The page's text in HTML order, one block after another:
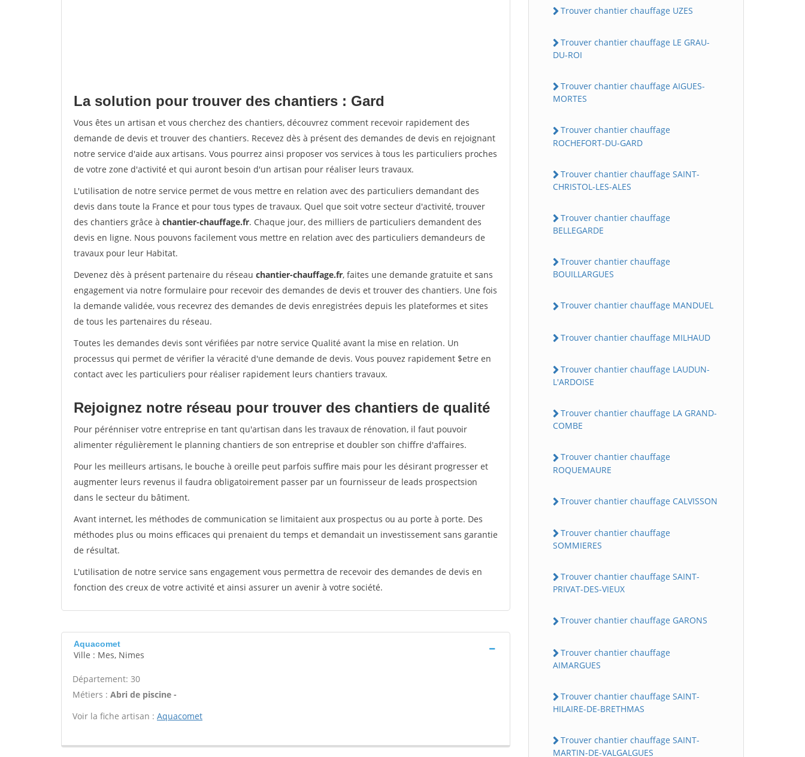
La solution pour trouver des chantiers : Gard
Vous êtes un artisan et vous cherchez des chantiers, découvrez comment recevoir rapidement des
demande de devis et trouver des chantiers. Recevez dès à présent des demandes de devis en rejoignant
notre service d'aide aux artisans. Vous pourrez ainsi proposer vos services à tous les particuliers proches
de votre zone d'activité et qui auront besoin d'un artisan pour réaliser leurs travaux.
L'utilisation de notre service permet de vous mettre en relation avec des particuliers demandant des
devis dans toute la France et pour tous types de travaux. Quel que soit votre secteur d'activité, trouver
des chantiers grâce à chantier-chauffage.fr. Chaque jour, des milliers de particuliers demandent des
devis en ligne. Nous pouvons facilement vous mettre en relation avec des particuliers demandeurs de
travaux pour leur Habitat.
Devenez dès à présent partenaire du réseau chantier-chauffage.fr, faites une demande gratuite et sans
engagement via notre formulaire pour recevoir des demandes de devis et trouver des chantiers. Une fois
la demande validée, vous recevrez des demandes de devis enregistrées depuis les plateformes et sites
de tous les partenaires du réseau.
Toutes les demandes devis sont vérifiées par notre service Qualité avant la mise en relation. Un
processus qui permet de vérifier la véracité d'une demande de devis. Vous pouvez rapidement $etre en
contact avec les particuliers pour réaliser rapidement leurs chantiers travaux.
Rejoignez notre réseau pour trouver des chantiers de qualité
Pour pérénniser votre entreprise en tant qu'artisan dans les travaux de rénovation, il faut pouvoir
alimenter régulièrement le planning chantiers de son entreprise et doubler son chiffre d'affaires.
Pour les meilleurs artisans, le bouche à oreille peut parfois suffire mais pour les désirant progresser et
augmenter leurs revenus il faudra obligatoirement passer par un fournisseur de leads prospectsion
dans le secteur du bâtiment.
Avant internet, les méthodes de communication se limitaient aux prospectus ou au porte à porte. Des
méthodes plus ou moins efficaces qui prenaient du temps et demandait un investissement sans garantie
de résultat.
L'utilisation de notre service sans engagement vous permettra de recevoir des demandes de devis en
fonction des creux de votre activité et ainsi assurer un avenir à votre société.
Aquacomet
Ville : Mes, Nimes
Département: 30
Métiers : Abri de piscine -
Voir la fiche artisan : Aquacomet
Trouver chantier chauffage UZES
Trouver chantier chauffage LE GRAU-
DU-ROI
Trouver chantier chauffage AIGUES-
MORTES
Trouver chantier chauffage
ROCHEFORT-DU-GARD
Trouver chantier chauffage SAINT-
CHRISTOL-LES-ALES
Trouver chantier chauffage
BELLEGARDE
Trouver chantier chauffage
BOUILLARGUES
Trouver chantier chauffage MANDUEL
Trouver chantier chauffage MILHAUD
Trouver chantier chauffage LAUDUN-
L'ARDOISE
Trouver chantier chauffage LA GRAND-
COMBE
Trouver chantier chauffage
ROQUEMAURE
Trouver chantier chauffage CALVISSON
Trouver chantier chauffage
SOMMIERES
Trouver chantier chauffage SAINT-
PRIVAT-DES-VIEUX
Trouver chantier chauffage GARONS
Trouver chantier chauffage
AIMARGUES
Trouver chantier chauffage SAINT-
HILAIRE-DE-BRETHMAS
Trouver chantier chauffage SAINT-
MARTIN-DE-VALGALGUES